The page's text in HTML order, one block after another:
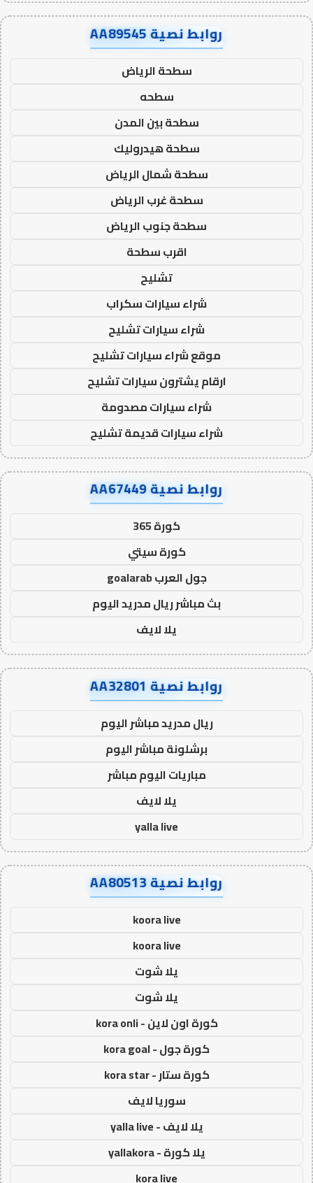
روابط نصية AA89545
سطحة الرياض
سطحه
سطحة بين المدن
سطحة هيدروليك
سطحة شمال الرياض
سطحة غرب الرياض
سطحة جنوب الرياض
اقرب سطحة
تشليح
شراء سيارات سكراب
شراء سيارات تشليح
موقع شراء سيارات تشليح
ارقام يشترون سيارات تشليح
شراء سيارات مصدومة
شراء سيارات قديمة تشليح
روابط نصية AA67449
كورة 365
كورة سيتي
جول العرب goalarab
بث مباشر ريال مدريد اليوم
يلا لايف
روابط نصية AA32801
ريال مدريد مباشر اليوم
برشلونة مباشر اليوم
مباريات اليوم مباشر
يلا لايف
yalla live
روابط نصية AA80513
koora live
koora live
يلا شوت
يلا شوت
كورة اون لاين - kora onli
كورة جول - kora goal
كورة ستار - kora star
سوريا لايف
يلا لايف - yalla live
يلا كورة - yallakora
kora live